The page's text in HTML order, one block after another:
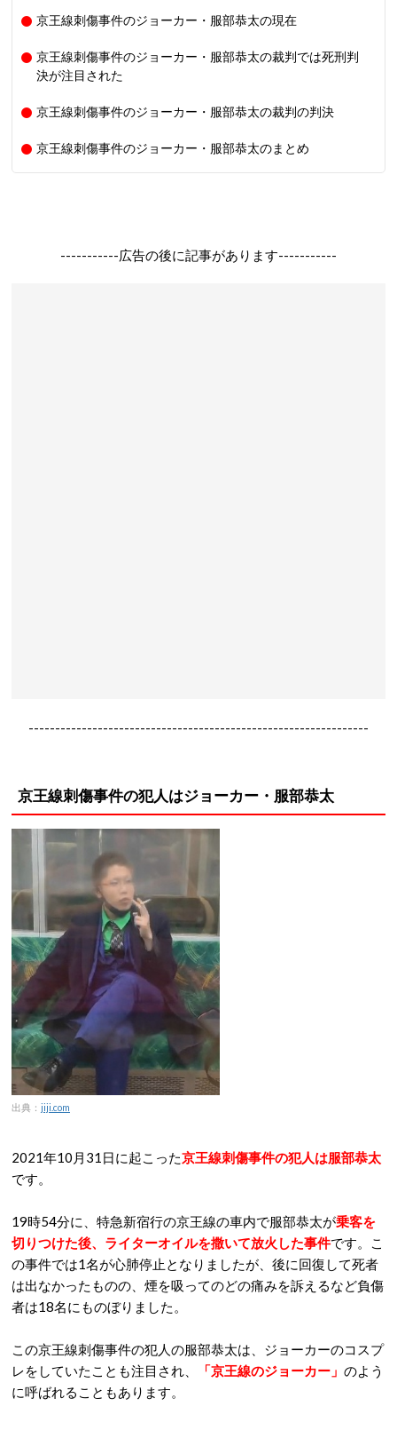
京王線刺傷事件のジョーカー・服部恭太の現在
京王線刺傷事件のジョーカー・服部恭太の裁判では死刑判
決が注目された
京王線刺傷事件のジョーカー・服部恭太の裁判の判決
京王線刺傷事件のジョーカー・服部恭太のまとめ
-----------広告の後に記事があります-----------
----------------------------------------------------------------
京王線刺傷事件の犯人はジョーカー・服部恭太
出典： jiji.com
2021年10月31日に起こった京王線刺傷事件の犯人は服部恭太
です。
19時54分に、特急新宿行の京王線の車内で服部恭太が乗客を
切りつけた後、ライターオイルを撒いて放火した事件です。こ
の事件では1名が心肺停止となりましたが、後に回復して死者
は出なかったものの、煙を吸ってのどの痛みを訴えるなど負傷
者は18名にものぼりました。
この京王線刺傷事件の犯人の服部恭太は、ジョーカーのコスプ
レをしていたことも注目され、
「京王線のジョーカー」 のよう
に呼ばれることもあります。